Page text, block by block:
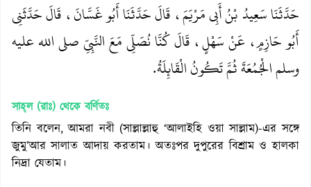
حَدَّثَنَا سَعِيدُ بْنُ أَبِي مَرْيَمَ، قَالَ حَدَّثَنَا أَبُو غَسَّانَ، قَالَ حَدَّثَنِي
أَبُو حَازِمٍ، عَنْ سَهْلٍ، قَالَ كُنَّا نُصَلِّي مَعَ النَّبِيِّ صلى الله عليه
وسلم الْجُمُعَةَ ثُمَّ تَكُونُ الْقَائِلَةُ‏.‏
সাহ্‌ল (রাঃ) থেকে বর্ণিতঃ
তিনি বলেন, আমরা নবী (সাল্লাল্লাহু ‘আলাইহি ওয়া সাল্লাম)-এর সঙ্গে
জুমু’আর সালাত আদায় করতাম। অতঃপর দুপুরের বিশ্রাম ও হালকা
নিদ্রা যেতাম।